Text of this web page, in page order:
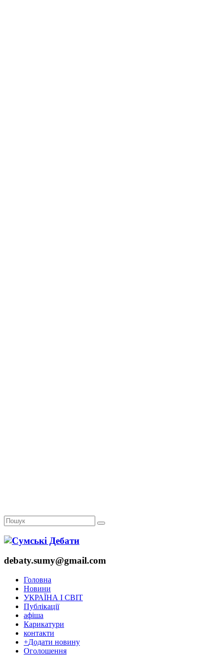
debaty.sumy@gmail.com
Головна
Новини
УКРАЇНА І СВІТ
Публікації
афіша
Карикатури
контакти
+Додати новину
Оголошення